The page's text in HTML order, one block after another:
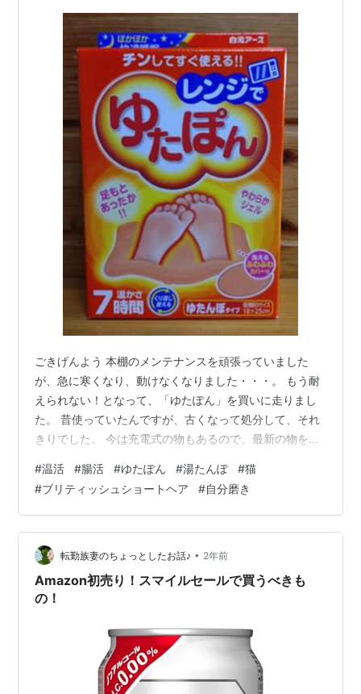
ごきげんよう 本棚のメンテナンスを頑張っていました
が、急に寒くなり、動けなくなりました・・・。 もう耐
えられない！となって、「ゆたぽん」を買いに走りまし
た。 昔使っていたんですが、古くなって処分して、それ
きりでした。 今は充電式の物もあるので、最新の物を買
「充電を忘れる→放置→それきり」の未来が見えてしま
って・・・ さっそく開封です！ 中身は、ゆたぽんとカバ
ー。 大豆が興味津々で近づいてきました。 くんくん ゼ
リー状なので、カバーにも難なく入りました。 あったか
くて、やわらかいって最高ですよね ２Lサイズもあった
のですが、通常の小さいサイズに…
#温活 #腸活 #ゆたぽん #湯たんぽ #猫
#ブリティッシュショートヘア #自分磨き
転勤族妻のちょっとしたお話♪ • 2年前
Amazon初売り！スマイルセールで買うべきも
の！